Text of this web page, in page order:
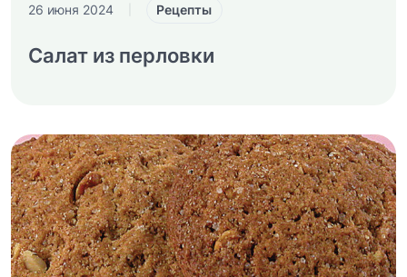
26 июня 2024 Рецепты
Салат из перловки